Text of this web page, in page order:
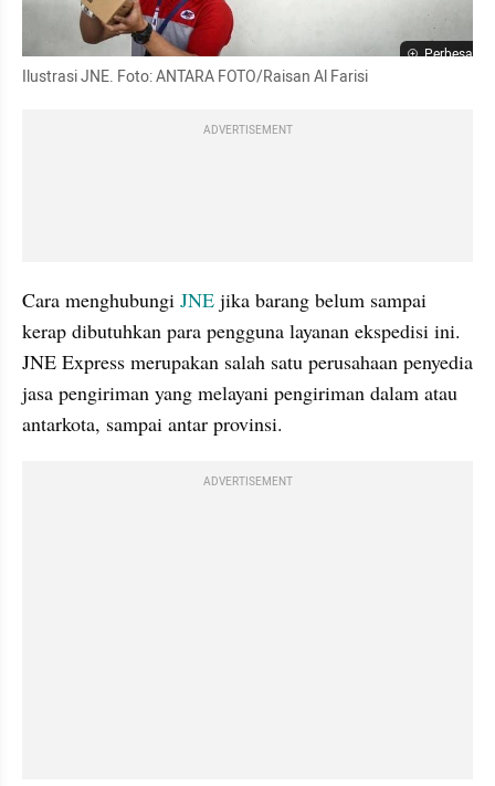
Perbesar
Ilustrasi JNE. Foto: ANTARA FOTO/Raisan Al Farisi
ADVERTISEMENT
Cara menghubungi JNE jika barang belum sampai
kerap dibutuhkan para pengguna layanan ekspedisi ini.
JNE Express merupakan salah satu perusahaan penyedia
jasa pengiriman yang melayani pengiriman dalam atau
antarkota, sampai antar provinsi.
ADVERTISEMENT